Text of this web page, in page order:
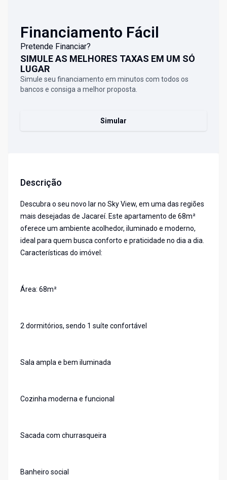
Financiamento Fácil
Pretende Financiar?
SIMULE AS MELHORES TAXAS EM UM SÓ
LUGAR
Simule seu financiamento em minutos com todos os
bancos e consiga a melhor proposta.
Simular
Descrição
Descubra o seu novo lar no Sky View, em uma das regiões
mais desejadas de Jacareí. Este apartamento de 68m²
oferece um ambiente acolhedor, iluminado e moderno,
ideal para quem busca conforto e praticidade no dia a dia.
Características do imóvel:
Área: 68m²
2 dormitórios, sendo 1 suíte confortável
Sala ampla e bem iluminada
Cozinha moderna e funcional
Sacada com churrasqueira
Banheiro social